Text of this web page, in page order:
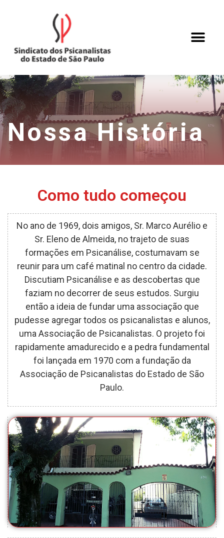
Nossa História
Como tudo começou
No ano de 1969, dois amigos, Sr. Marco Aurélio e
Sr. Eleno de Almeida, no trajeto de suas
formações em Psicanálise, costumavam se
reunir para um café matinal no centro da cidade.
Discutiam Psicanálise e as descobertas que
faziam no decorrer de seus estudos. Surgiu
então a ideia de fundar uma associação que
pudesse agregar todos os psicanalistas e alunos,
uma Associação de Psicanalistas. O projeto foi
rapidamente amadurecido e a pedra fundamental
foi lançada em 1970 com a fundação da
Associação de Psicanalistas do Estado de São
Paulo.